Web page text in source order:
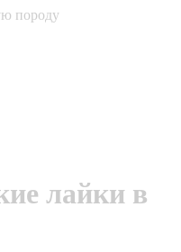
породу
лайки в